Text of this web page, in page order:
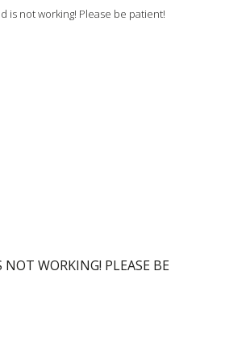
NOT WORKING! PLEASE BE